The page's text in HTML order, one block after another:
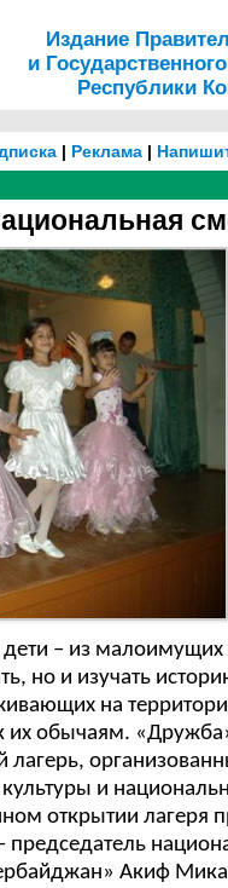
Издание
и
Республики
| Реклама |
– из малоимущих
но и изучать
на
их обычаям.
лагерь,
и
открытии лагеря
председатель
Акиф